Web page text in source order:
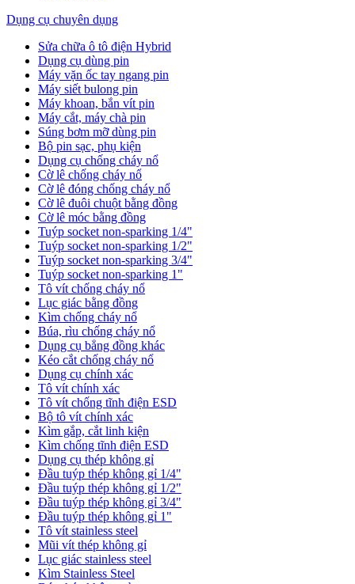
Dụng cụ chuyên dụng
Sửa chữa ô tô điện Hybrid
Dụng cụ dùng pin
Máy vặn ốc tay ngang pin
Máy siết bulong pin
Máy khoan, bắn vít pin
Máy cắt, máy chà pin
Súng bơm mỡ dùng pin
Bộ pin sạc, phụ kiện
Dụng cụ chống cháy nổ
Cờ lê chống cháy nổ
Cờ lê đóng chống cháy nổ
Cờ lê đuôi chuột bằng đồng
Cờ lê móc bằng đồng
Tuýp socket non-sparking 1/4"
Tuýp socket non-sparking 1/2"
Tuýp socket non-sparking 3/4"
Tuýp socket non-sparking 1"
Tô vít chống cháy nổ
Lục giác bằng đồng
Kìm chống cháy nổ
Búa, rìu chống cháy nổ
Dụng cụ bẳng đồng khác
Kéo cắt chống cháy nổ
Dụng cụ chính xác
Tô vít chính xác
Tô vít chống tĩnh điện ESD
Bộ tô vít chính xác
Kìm gắp, cắt linh kiện
Kìm chống tĩnh điện ESD
Dụng cụ thép không gỉ
Đầu tuýp thép không gỉ 1/4"
Đầu tuýp thép không gỉ 1/2"
Đầu tuýp thép không gỉ 3/4"
Đầu tuýp thép không gỉ 1"
Tô vít stainless steel
Mũi vít thép không gỉ
Lục giác stainless steel
Kìm Stainless Steel